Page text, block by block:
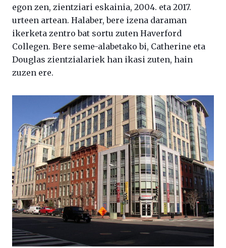
egon zen, zientziari eskainia, 2004. eta 2017.
urteen artean. Halaber, bere izena daraman
ikerketa zentro bat sortu zuten Haverford
Collegen. Bere seme-alabetako bi, Catherine eta
Douglas zientzialariek han ikasi zuten, hain
zuzen ere.